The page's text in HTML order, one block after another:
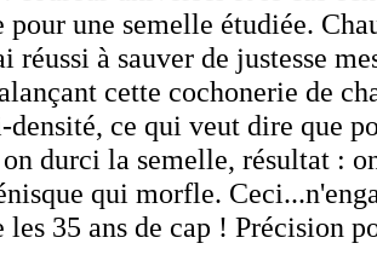
pour une semelle étudiée.
réussi à sauver de justesse
cette cochonerie de
densité, ce qui veut dire que
durci la semelle, résultat :
qui morfle.
les 35 ans de cap ! Précision